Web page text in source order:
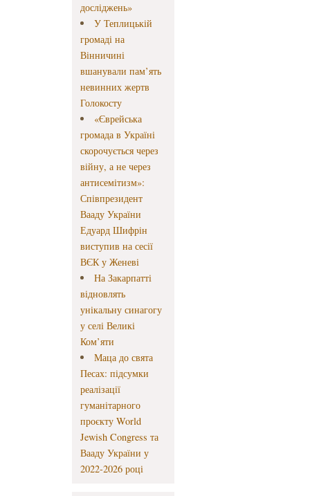
досліджень»
У Теплицькій
громаді на
Вінничині
вшанували пам’ять
невинних жертв
Голокосту
«Єврейська
громада в Україні
скорочується через
війну, а не через
антисемітизм»:
Співпрезидент
Вааду України
Едуард Шифрін
виступив на сесії
ВЄК у Женеві
На Закарпатті
відновлять
унікальну синагогу
у селі Великі
Ком’яти
Маца до свята
Песах: підсумки
реалізації
гуманітарного
проєкту World
Jewish Congress та
Вааду України у
2022-2026 році